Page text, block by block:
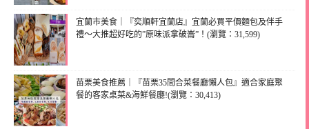
宜蘭市美食｜『奕順軒宜蘭店』宜蘭必買平價麵包及伴手
禮～大推超好吃的”原味派拿破崙”！(瀏覽：31,599)
苗栗美食推薦｜『苗栗35間合菜餐廳懶人包』適合家庭聚
餐的客家桌菜&海鮮餐廳!(瀏覽：30,413)